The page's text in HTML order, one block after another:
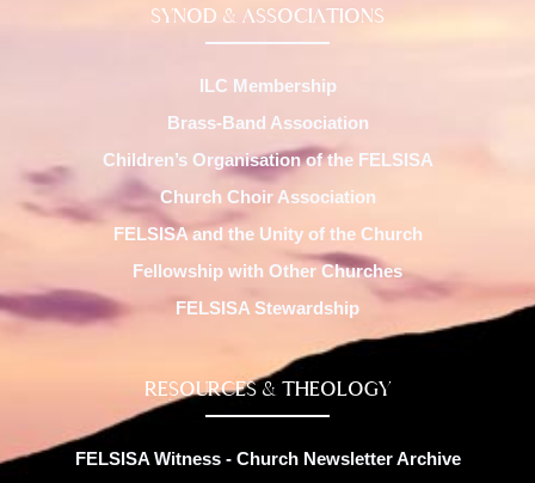
SYNOD & ASSOCIATIONS
ILC Membership
Brass-Band Association
Children’s Organisation of the FELSISA
Church Choir Association
FELSISA and the Unity of the Church
Fellowship with Other Churches
FELSISA Stewardship
RESOURCES & THEOLOGY
FELSISA Witness - Church Newsletter Archive